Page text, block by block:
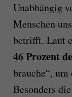
Unabhängig
Menschen
betrifft. Laut
46 Prozent
brauche“,
Besonders